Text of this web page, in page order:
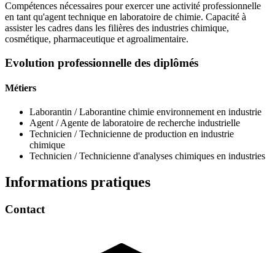
Compétences nécessaires pour exercer une activité professionnelle
en tant qu'agent technique en laboratoire de chimie. Capacité à
assister les cadres dans les filières des industries chimique,
cosmétique, pharmaceutique et agroalimentaire.
Evolution professionnelle des diplômés
Métiers
Laborantin / Laborantine chimie environnement en industrie
Agent / Agente de laboratoire de recherche industrielle
Technicien / Technicienne de production en industrie
chimique
Technicien / Technicienne d'analyses chimiques en industries
Informations pratiques
Contact